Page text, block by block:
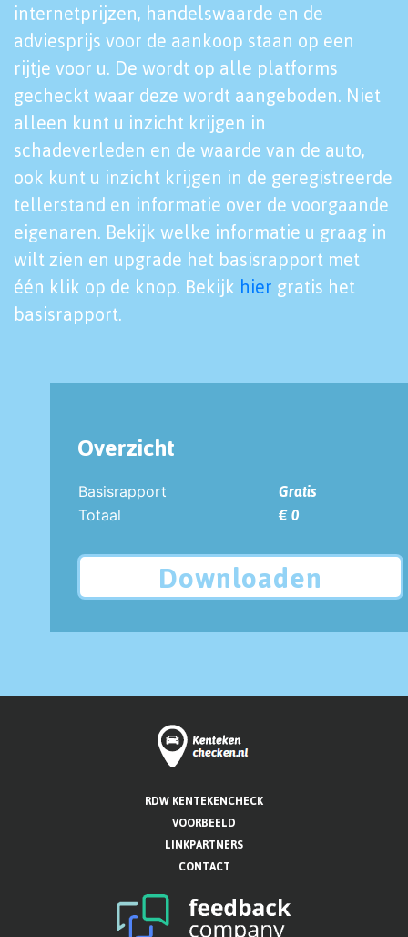
internetprijzen, handelswaarde en de
adviesprijs voor de aankoop staan op een
rijtje voor u. De wordt op alle platforms
gecheckt waar deze wordt aangeboden. Niet
alleen kunt u inzicht krijgen in
schadeverleden en de waarde van de auto,
ook kunt u inzicht krijgen in de geregistreerde
tellerstand en informatie over de voorgaande
eigenaren. Bekijk welke informatie u graag in
wilt zien en upgrade het basisrapport met
één klik op de knop. Bekijk hier gratis het
basisrapport.
Overzicht
Basisrapport
Gratis
Totaal
€ 0
Downloaden
RDW KENTEKENCHECK
VOORBEELD
LINKPARTNERS
CONTACT